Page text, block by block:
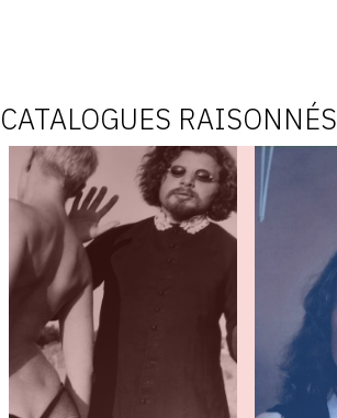
CATALOGUES RAISONNÉS